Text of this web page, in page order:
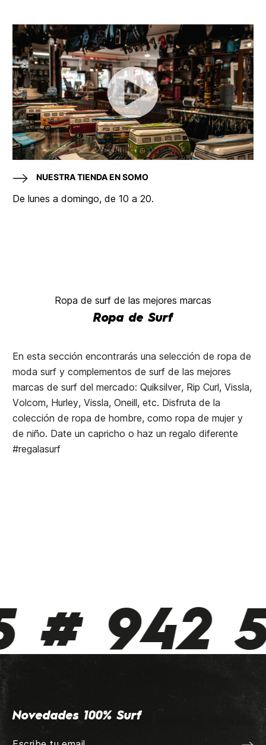
NUESTRA TIENDA EN SOMO
De lunes a domingo, de 10 a 20.
Ropa de surf de las mejores marcas
Ropa de Surf
En esta sección encontrarás una selección de ropa de
moda surf y complementos de surf de las mejores
marcas de surf del mercado: Quiksilver, Rip Curl, Vissla,
Volcom, Hurley, Vissla, Oneill, etc. Disfruta de la
colección de ropa de hombre, como ropa de mujer y
de niño. Date un capricho o haz un regalo diferente
#regalasurf
942
Novedades 100% Surf